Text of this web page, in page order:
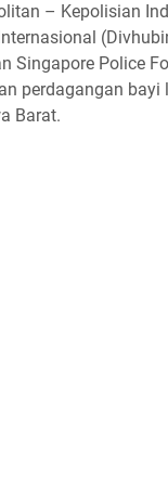
– Kepolisian
Singapore Police
perdagangan bayi
Barat.